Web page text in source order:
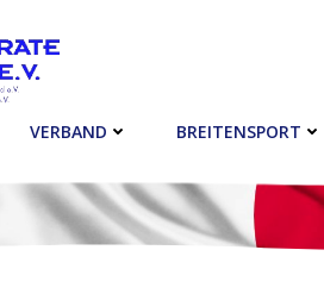
VERBAND BREITENSPORT